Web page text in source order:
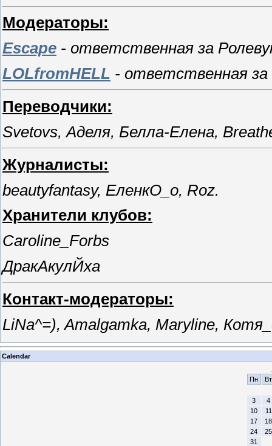
Модераторы:
Escape - ответственная за
LOLfromHELL - ответственная за
Переводчики:
Svetovs, Аделя, Белла-Елена,
Журналисты:
beautyfantasy, ЕленкО_о, Roz.
Хранители клубов:
Caroline_Forbs
ДракАкулЙха
Контакт-модераторы:
LiNa^=), Amalgamka, Maryline,
Calendar
Пн
Вт
3
4
10
11
17
18
24
25
31